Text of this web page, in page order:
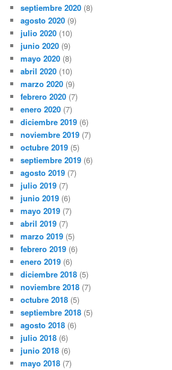
septiembre 2020 (8)
agosto 2020 (9)
julio 2020 (10)
junio 2020 (9)
mayo 2020 (8)
abril 2020 (10)
marzo 2020 (9)
febrero 2020 (7)
enero 2020 (7)
diciembre 2019 (6)
noviembre 2019 (7)
octubre 2019 (5)
septiembre 2019 (6)
agosto 2019 (7)
julio 2019 (7)
junio 2019 (6)
mayo 2019 (7)
abril 2019 (7)
marzo 2019 (5)
febrero 2019 (6)
enero 2019 (6)
diciembre 2018 (5)
noviembre 2018 (7)
octubre 2018 (5)
septiembre 2018 (5)
agosto 2018 (6)
julio 2018 (6)
junio 2018 (6)
mayo 2018 (7)